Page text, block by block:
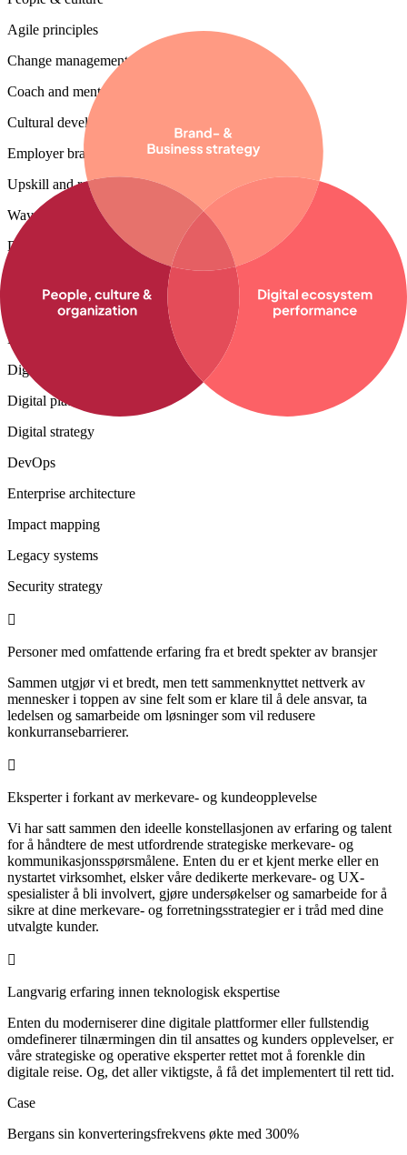
Agile principles
Change management
Coach and mentor
Cultural development
Employer branding
Upskill and reskill
Way of working
Digital ecosystem
Cloud strategy
Data modelling
Digital capabilities mapping
Digital platform architecture
Digital strategy
DevOps
Enterprise architecture
Impact mapping
Legacy systems
Security strategy
Personer med omfattende erfaring fra et bredt spekter av bransjer
Sammen utgjør vi et bredt, men tett sammenknyttet nettverk av
mennesker i toppen av sine felt som er klare til å dele ansvar, ta
ledelsen og samarbeide om løsninger som vil redusere
konkurransebarrierer.
Eksperter i forkant av merkevare- og kundeopplevelse
Vi har satt sammen den ideelle konstellasjonen av erfaring og talent
for å håndtere de mest utfordrende strategiske merkevare- og
kommunikasjonsspørsmålene. Enten du er et kjent merke eller en
nystartet virksomhet, elsker våre dedikerte merkevare- og UX-
spesialister å bli involvert, gjøre undersøkelser og samarbeide for å
sikre at dine merkevare- og forretningsstrategier er i tråd med dine
utvalgte kunder.
Langvarig erfaring innen teknologisk ekspertise
Enten du moderniserer dine digitale plattformer eller fullstendig
omdefinerer tilnærmingen din til ansattes og kunders opplevelser, er
våre strategiske og operative eksperter rettet mot å forenkle din
digitale reise. Og, det aller viktigste, å få det implementert til rett tid.
Case
Bergans sin konverteringsfrekvens økte med 300%